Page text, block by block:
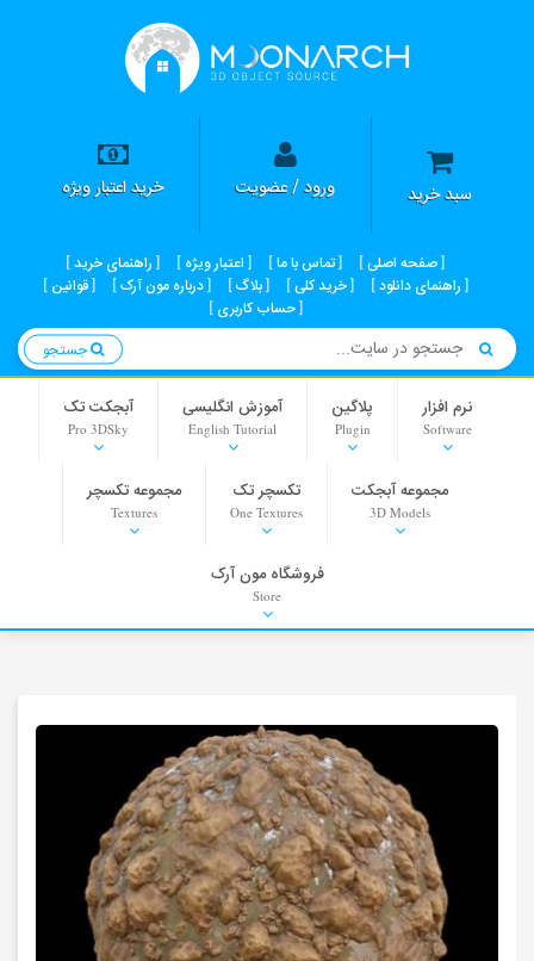
سبد خرید ورود / عضویت خرید اعتبار ویژه
صفحه اصلی تماس با ما اعتبار ویژه
راهنمای خرید
راهنمای دانلود
خرید کلی بلاگ درباره مون آرک
قوانین
حساب کاربری
نرم افزار
Software
پلاگین
Plugin
آموزش انگلیسی
English Tutorial
آبجکت تک
Pro 3DSky
مجموعه آبجکت
3D Models
تکسچر تک
One Textures
مجموعه تکسچر
Textures
PNG-PSD
فروشگاه مون آرک
Store